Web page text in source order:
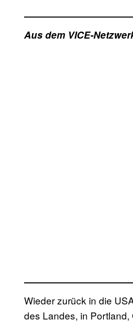
Aus dem VICE-
Wieder zurück in die
des Landes, in